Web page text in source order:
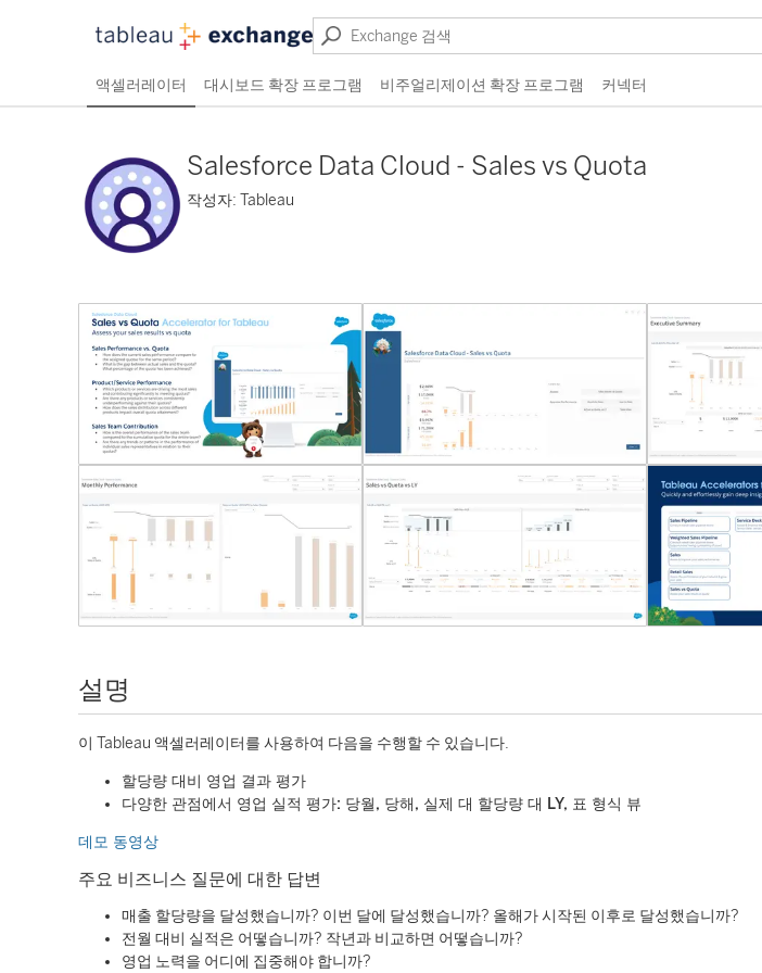
액셀러레이터 대시보드 확장 프로그램 비주얼리제이션 확장 프로그램 커넥터
Salesforce Data Cloud - Sales vs Quota
작성자: Tableau
설명
이 Tableau 액셀러레이터를 사용하여 다음을 수행할 수 있습니다.
할당량 대비 영업 결과 평가
다양한 관점에서 영업 실적 평가: 당월, 당해, 실제 대 할당량 대 LY, 표 형식 뷰
데모 동영상
주요 비즈니스 질문에 대한 답변
매출 할당량을 달성했습니까? 이번 달에 달성했습니까? 올해가 시작된 이후로 달성했습니까?
전월 대비 실적은 어떻습니까? 작년과 비교하면 어떻습니까?
영업 노력을 어디에 집중해야 합니까?